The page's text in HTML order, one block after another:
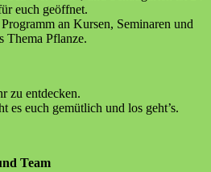
euch geöffnet.
an Kursen, Seminaren und
Thema Pflanze.
zu entdecken.
es euch gemütlich und los geht’s.
Team